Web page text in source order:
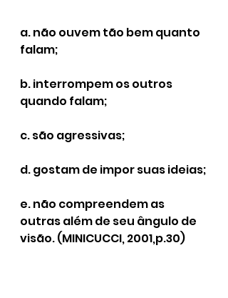
a. não ouvem tão bem quanto
falam;
b. interrompem os outros
quando falam;
c. são agressivas;
d. gostam de impor suas ideias;
e. não compreendem as
outras além de seu ângulo de
visão. (MINICUCCI, 2001,p.30)